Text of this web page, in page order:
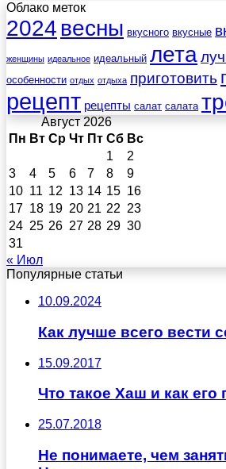
Облако меток
2024 весны вкусного вкусные
женщины идеальное идеальный лета
особенности отдых отдыха приготовить
рецепт рецепты салат салата
Август 2026
Пн Вт Ср Чт Пт Сб Вс
1
2
3
4 5 6 7 8
9
10 11 12 13 14 15 16
17 18 19 20 21 22 23
24 25 26 27 28 29 30
31
« Июл
Популярные статьи
10.09.2024
Как лучше всего вести
15.09.2017
Что такое Хаш и как его
25.07.2018
Не понимаете, чем